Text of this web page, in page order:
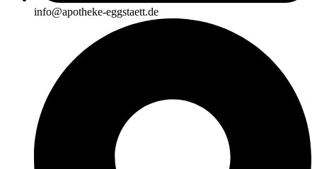
info@apotheke-eggstaett.de